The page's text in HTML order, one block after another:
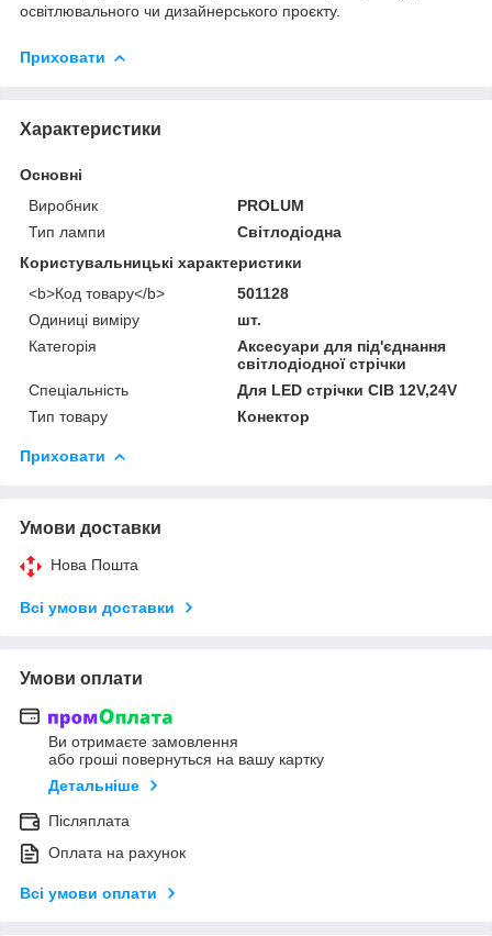
освітлювального чи дизайнерського проєкту.
Приховати
Характеристики
Основні
Виробник
PROLUM
Тип лампи
Світлодіодна
Користувальницькі характеристики
<b>Код товару</b>
501128
Одиниці виміру
шт.
Категорія
Аксесуари для під'єднання
світлодіодної стрічки
Спеціальність
Для LED стрічки СІВ 12V,24V
Тип товару
Конектор
Приховати
Умови доставки
Нова Пошта
Всі умови доставки
Умови оплати
Ви отримаєте замовлення
або гроші повернуться на вашу картку
Детальніше
Післяплата
Оплата на рахунок
Всі умови оплати